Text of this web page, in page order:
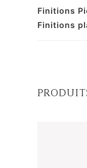
Finitions
Finitions